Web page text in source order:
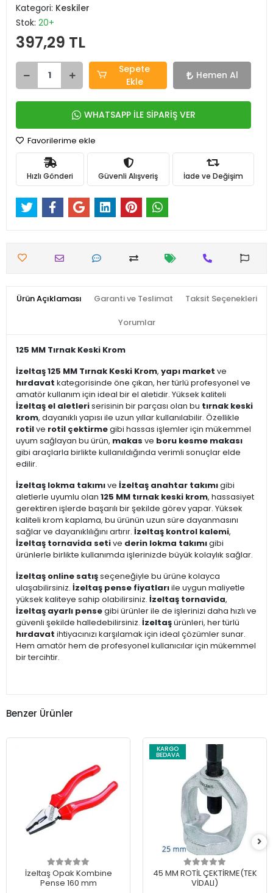
Kategori: Keskiler
Stok: 20+
397,29 TL
Sepete
Ekle
Hemen Al
WHATSAPP İLE SİPARİŞ VER
Favorilerime ekle
Hızlı Gönderi Güvenli Alışveriş İade ve Değişim
Ürün Açıklaması Garanti ve Teslimat Taksit Seçenekleri
Yorumlar
125 MM Tırnak Keski Krom
İzeltaş 125 MM Tırnak Keski Krom, yapı market ve
hırdavat kategorisinde öne çıkan, her türlü profesyonel ve
amatör kullanım için ideal bir el aletidir. Yüksek kaliteli
İzeltaş el aletleriserisinin bir parçası olan bu tırnak keski
krom, dayanıklı yapısı ile uzun yıllar kullanılabilir. Özellikle
rotilve rotil çektirmegibi hassas işlemler için mükemmel
uyum sağlayan bu ürün, makas ve boru kesme makası
gibi araçlarla birlikte kullanıldığında verimli sonuçlar elde
edilir.
İzeltaş lokma takımıve İzeltaş anahtar takımıgibi
aletlerle uyumlu olan 125 MM tırnak keski krom, hassasiyet
gerektiren işlerde başarılı bir şekilde görev yapar. Yüksek
kaliteli krom kaplama, bu ürünün uzun süre dayanmasını
sağlar ve dayanıklılığını artırır. İzeltaş kontrol kalemi,
İzeltaş tornavida setive derin lokma takımıgibi
ürünlerle birlikte kullanımda işlerinizde büyük kolaylık sağlar.
İzeltaş online satışseçeneğiyle bu ürüne kolayca
ulaşabilirsiniz. İzeltaş pense fiyatlarıile uygun maliyetle
yüksek kaliteye sahip olabilirsiniz. İzeltaş tornavida,
İzeltaş ayarlı pensegibi ürünler ile de işlerinizi daha hızlı ve
güvenli şekilde halledebilirsiniz. İzeltaşürünleri, her türlü
hırdavat ihtiyacınızı karşılamak için ideal çözümler sunar.
Hem amatör hem de profesyonel kullanıcılar için mükemmel
bir tercihtir.
Benzer Ürünler
İzeltaş Opak Kombine
Pense 160 mm
KARGO
BEDAVA
45 MM ROTİL ÇEKTİRME(TEK
VİDALI)